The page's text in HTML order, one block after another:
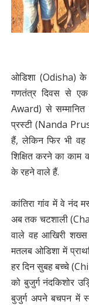
ओडिशा (Odisha) के
गणतंत्र दिवस से एक
Award) से सम्मानित
प्रस्टी (Nanda
हैं, लेकिन फिर भी
शिक्षित करने का काम
के रहने वाले हैं.
कांतिरा गांव में वे नंद
अब तक चटशाली
वाले वह आखिरी
मतलब ओडिशा में
हर दिन सुबह बच्चे
को बुजुर्ग नंदकिशोर
बुजुर्ग अपने बचपन में